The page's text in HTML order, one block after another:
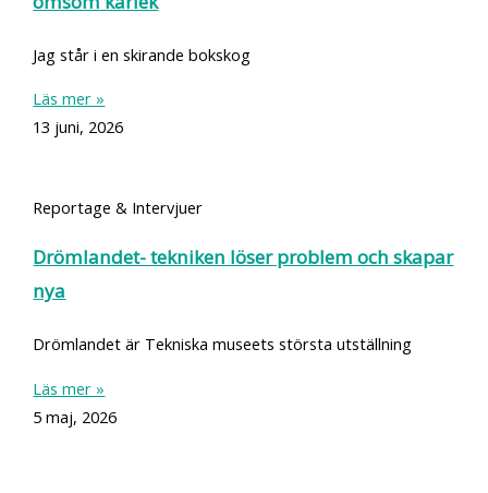
Jag står i en skirande bokskog
Läs mer »
13 juni, 2026
Reportage & Intervjuer
Drömlandet- tekniken löser problem och skapar
nya
Drömlandet är Tekniska museets största utställning
Läs mer »
5 maj, 2026